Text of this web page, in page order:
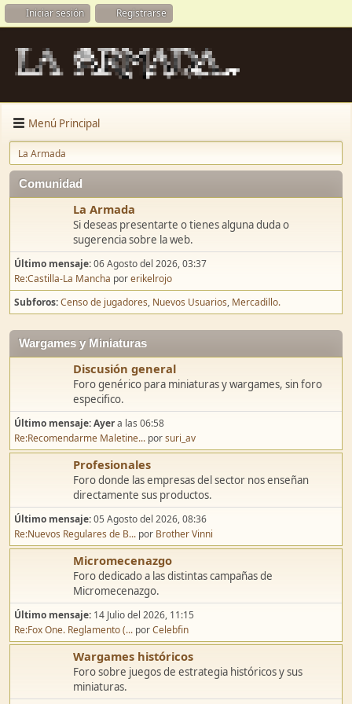
Iniciar sesión Registrarse
Menú Principal
La Armada
Comunidad
La Armada
Si deseas presentarte o tienes alguna duda o
sugerencia sobre la web.
Último mensaje:06 Agosto del 2026, 03:37
Re:Castilla-La Mancha porerikelrojo
Subforos Censo de jugadores Nuevos Usuarios Mercadillo.
Wargames y Miniaturas
Discusión general
Foro genérico para miniaturas y wargames, sin foro
especifico.
Último mensaje:Ayera las 06:58
Re:Recomendarme Maletine... porsuri_av
Profesionales
Foro donde las empresas del sector nos enseñan
directamente sus productos.
Último mensaje:05 Agosto del 2026, 08:36
Re:Nuevos Regulares de B... por Brother Vinni
Micromecenazgo
Foro dedicado a las distintas campañas de
Micromecenazgo.
Último mensaje: 14 Julio del 2026, 11:15
Re:Fox One. Reglamento (... porCelebfin
Wargames históricos
Foro sobre juegos de estrategia históricos y sus
miniaturas.